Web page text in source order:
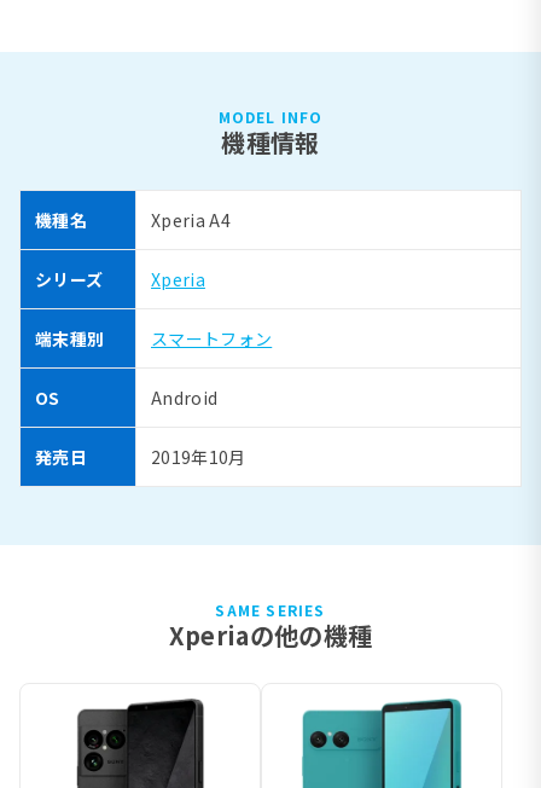
MODEL INFO
機種情報
機種名 Xperia A4
シリーズ Xperia
端末種別 スマートフォン
OS Android
発売日 2019年10月
SAME SERIES
Xperiaの他の機種